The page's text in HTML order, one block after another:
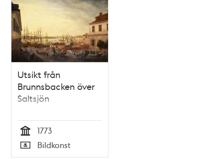
Utsikt från
Brunnsbacken över
Saltsjön
Tid
1773
Typ
Bildkonst